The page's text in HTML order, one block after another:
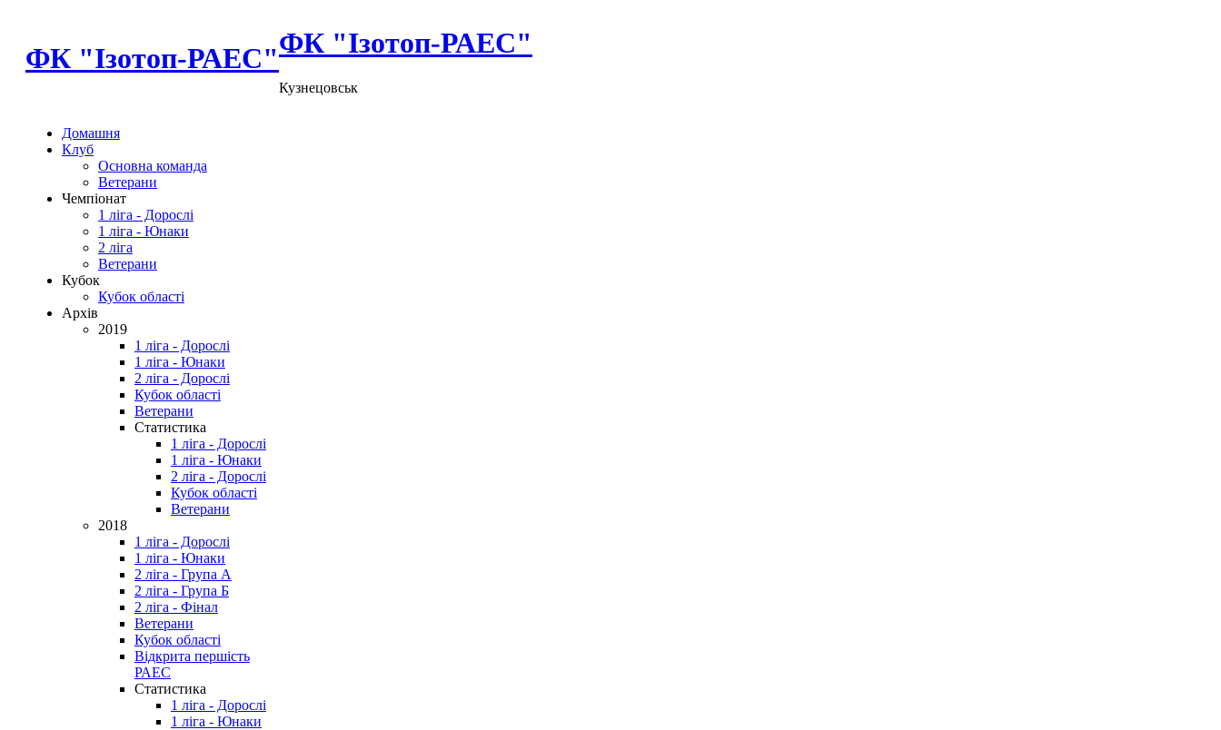
ФК "Ізотоп-РАЕС"ФК "Ізотоп-РАЕС"
Кузнецовськ
Домашня
Клуб
Основна команда
Ветерани
Чемпіонат
1 ліга - Дорослі
1 ліга - Юнаки
2 ліга
Ветерани
Кубок
Кубок області
Архів
2019
1 ліга - Дорослі
1 ліга - Юнаки
2 ліга - Дорослі
Кубок області
Ветерани
Статистика
1 ліга - Дорослі
1 ліга - Юнаки
2 ліга - Дорослі
Кубок області
Ветерани
2018
1 ліга - Дорослі
1 ліга - Юнаки
2 ліга - Група А
2 ліга - Група Б
2 ліга - Фінал
Ветерани
Кубок області
Відкрита першість
РАЕС
Статистика
1 ліга - Дорослі
1 ліга - Юнаки